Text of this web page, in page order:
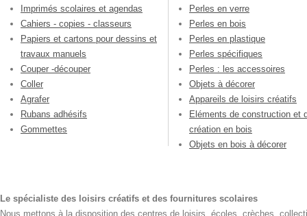
Imprimés scolaires et agendas
Cahiers - copies - classeurs
Papiers et cartons pour dessins et
travaux manuels
Couper -découper
Coller
Agrafer
Rubans adhésifs
Gommettes
Perles en verre
Perles en bois
Perles en plastique
Perles spécifiques
Perles : les accessoires
Objets à décorer
Appareils de loisirs créatifs
Eléments de construction et
création en bois
Objets en bois à décorer
Le spécialiste des loisirs créatifs et des fournitures scolaires
Nous mettons à la disposition des centres de loisirs, écoles, crèches,